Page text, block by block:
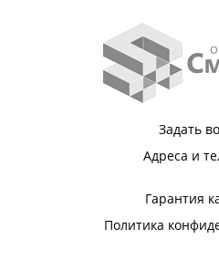
Задать
Адреса и
Гарантия
Политика